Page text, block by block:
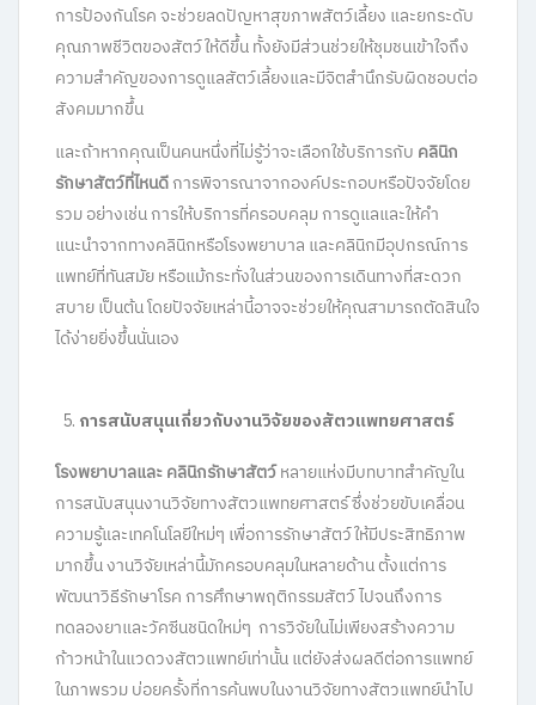
การป้องกันโรค จะช่วยลดปัญหาสุขภาพสัตว์เลี้ยง และยกระดับ
คุณภาพชีวิตของสัตว์ให้ดีขึ้น ทั้งยังมีส่วนช่วยให้ชุมชนเข้าใจถึง
ความสำคัญของการดูแลสัตว์เลี้ยงและมีจิตสำนึกรับผิดชอบต่อ
สังคมมากขึ้น
และถ้าหากคุณเป็นคนหนึ่งที่ไม่รู้ว่าจะเลือกใช้บริการกับ คลินิก
รักษาสัตว์ที่ไหนดีการพิจารณาจากองค์ประกอบหรือปัจจัยโดย
รวม อย่างเช่น การให้บริการที่ครอบคลุม การดูแลและให้คำ
แนะนำจากทางคลินิกหรือโรงพยาบาล และคลินิกมีอุปกรณ์การ
แพทย์ที่ทันสมัย หรือแม้กระทั่งในส่วนของการเดินทางที่สะดวก
สบาย เป็นต้น โดยปัจจัยเหล่านี้อาจจะช่วยให้คุณสามารถตัดสินใจ
ได้ง่ายยิ่งขึ้นนั่นเอง
การสนับสนุนเกี่ยวกับงานวิจัยของสัตวแพทยศาสตร์
โรงพยาบาลและ คลินิกรักษาสัตว์หลายแห่งมีบทบาทสำคัญใน
การสนับสนุนงานวิจัยทางสัตวแพทยศาสตร์ ซึ่งช่วยขับเคลื่อน
ความรู้และเทคโนโลยีใหม่ๆ เพื่อการรักษาสัตว์ให้มีประสิทธิภาพ
มากขึ้น งานวิจัยเหล่านี้มักครอบคลุมในหลายด้าน ตั้งแต่การ
พัฒนาวิธีรักษาโรค การศึกษาพฤติกรรมสัตว์ ไปจนถึงการ
ทดลองยาและวัคซีนชนิดใหม่ๆ การวิจัยในไม่เพียงสร้างความ
ก้าวหน้าในแวดวงสัตวแพทย์เท่านั้น แต่ยังส่งผลดีต่อการแพทย์
ในภาพรวม บ่อยครั้งที่การค้นพบในงานวิจัยทางสัตวแพทย์นำไป